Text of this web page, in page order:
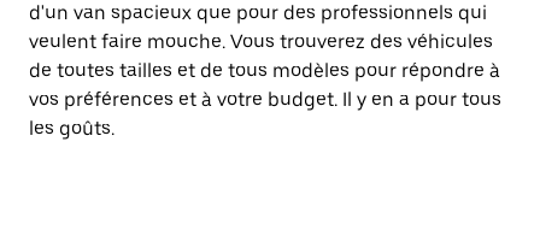
d'un van spacieux que pour des professionnels qui
veulent faire mouche. Vous trouverez des véhicules
de toutes tailles et de tous modèles pour répondre à
vos préférences et à votre budget. Il y en a pour tous
les goûts.